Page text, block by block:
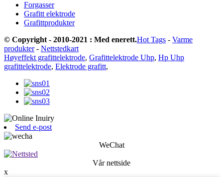
Forgasser
Grafitt elektrode
Grafittprodukter
© Copyright - 2010-2021 : Med enerett.Hot Tags - Varme
produkter- Nettstedkart
Høyeffekt grafittelektrode, Grafittelektrode Uhp, Hp Uhp
grafittelektrode, Elektrode grafitt,
Send e-post
WeChat
Vår nettside
x